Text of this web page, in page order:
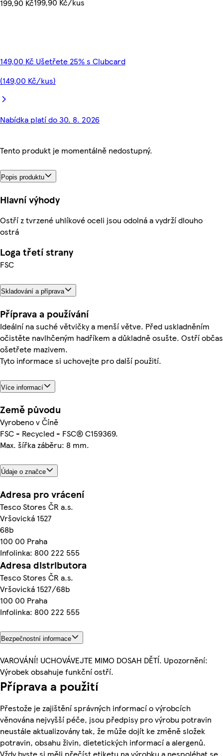
199,90 Kč
149,00 Kč Ušetřete 25% s Clubcard
(149,00 Kč/kus)
Nabídka platí do 30. 8. 2026
Tento produkt je momentálně nedostupný.
Popis produktu
Hlavní výhody
Ostří z tvrzené uhlíkové oceli jsou odolná a vydrží dlouho
ostrá
Loga třetí strany
FSC
Skladování a příprava
Příprava a používání
Ideální na suché větvičky a menší větve. Před uskladněním
očistěte navlhčeným hadříkem a důkladně osušte. Ostří občas
ošetřete mazivem.
Tyto informace si uchovejte pro další použití.
Více informací
Země původu
Vyrobeno v Číně
FSC - Recycled - FSC® C159369.
Max. šířka záběru: 8 mm.
Údaje o značce
Adresa pro vrácení
Tesco Stores ČR a.s.
Vršovická 1527
68b
100 00 Praha
Infolinka: 800 222 555
Adresa distributora
Tesco Stores ČR a.s.
Vršovická 1527/68b
100 00 Praha
Infolinka: 800 222 555
Bezpečnostní informace
VAROVÁNÍ! UCHOVÁVEJTE MIMO DOSAH DĚTÍ. Upozornění:
Výrobek obsahuje funkční ostří.
Příprava a použití
Přestože je zajištění správných informací o výrobcích
věnována nejvyšší péče, jsou předpisy pro výrobu potravin
neustále aktualizovány tak, že může dojít ke změně složek
potravin, obsahu živin, dietetických informací a alergenů.